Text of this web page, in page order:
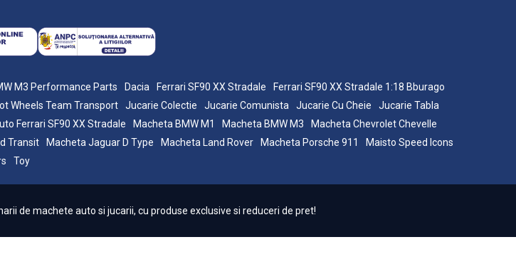
M3 Performance Parts Dacia Ferrari SF90 XX Stradale
Ferrari SF90 XX Stradale 1:18 Bburago
Wheels Team Transport Jucarie Colectie Jucarie Comunista Jucarie Cu Cheie
Jucarie Tabla
Ferrari SF90 XX Stradale Macheta BMW M1 Macheta BMW M3
Macheta Chevrolet Chevelle
Transit Macheta Jaguar D Type Macheta Land Rover Macheta Porsche 911
Maisto Speed Icons
Toy
de machete auto si jucarii, cu produse exclusive si reduceri de pret!